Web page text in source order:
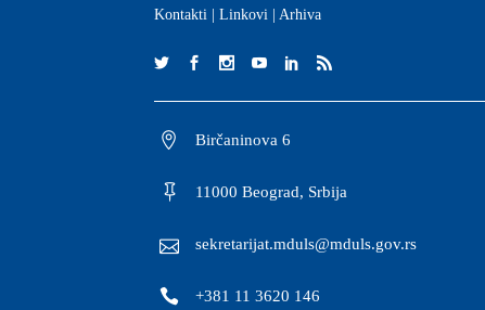
Kontakti Linkovi Arhiva
Birčaninova 6
11000 Beograd, Srbija
sekretarijat.mduls@mduls.gov.rs
+381 11 3620 146